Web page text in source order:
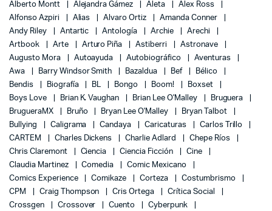
Alberto Montt
Alejandra Gámez Aleta
Alex Ross
Alfonso Azpiri
Alias Alvaro Ortiz
Amanda Conner
Andy Riley
Antartic Antología Archie
Arechi
Artbook
Arte Arturo Piña Astiberri
Astronave
Augusto Mora
Autoayuda Autobiográfico
Aventuras
Awa
Barry Windsor Smith Bazaldua Bef
Bélico
Bendis
Biografía BL Bongo Boom!
Boxset
Boys Love
Brian K. Vaughan Brian Lee O'Malley
Bruguera
BrugueraMX
Bruño Bryan Lee O'Malley
Bryan Talbot
Bullying
Caligrama Candaya Caricaturas
Carlos Trillo
CARTEM
Charles Dickens Charlie Adlard
Chepe Ríos
Chris Claremont
Ciencia Ciencia Ficción
Cine
Claudia Martinez
Comedia
Comic Mexicano
Comics Experience
Comikaze Corteza
Costumbrismo
CPM
Craig Thompson Cris Ortega
Crítica Social
Crossgen
Crossover Cuento
Cyberpunk